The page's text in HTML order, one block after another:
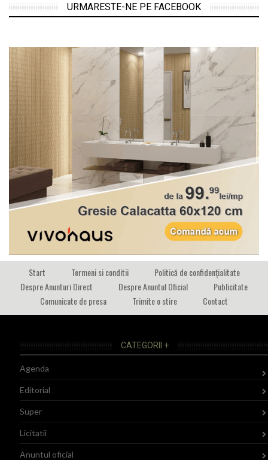
URMARESTE-NE PE FACEBOOK
Start Termeni si conditii
Politică de confidențialitate
Despre Anunturi Direct
Despre Anuntul Oficial
Publicitate
Comunicate de presa
Trimite o stire Contact
CATEGORII +
Agenda
Editorial
Super
Licitatii
Anuntul oficial